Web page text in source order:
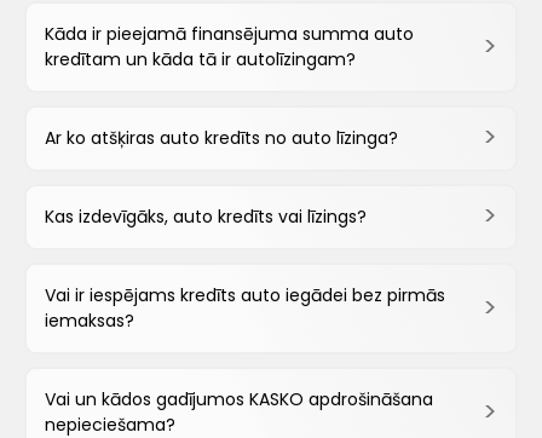
Kāda ir pieejamā finansējuma summa auto
kredītam un kāda tā ir autolīzingam?
Ar ko atšķiras auto kredīts no auto līzinga?
Kas izdevīgāks, auto kredīts vai līzings?
Vai ir iespējams kredīts auto iegādei bez pirmās
iemaksas?
Vai un kādos gadījumos KASKO apdrošināšana
nepieciešama?